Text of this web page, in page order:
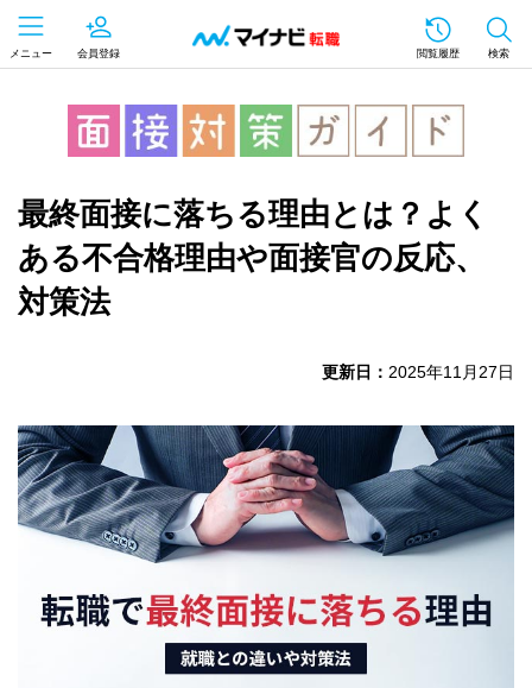
メニュー 会員登録 閲覧履歴 検索
最終面接に落ちる理由とは？よく
ある不合格理由や面接官の反応、
対策法
更新日： 2025年11月27日